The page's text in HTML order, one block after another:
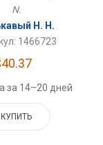
N.
Н. Н.
1466723
за 14–20 дней
КУПИТЬ